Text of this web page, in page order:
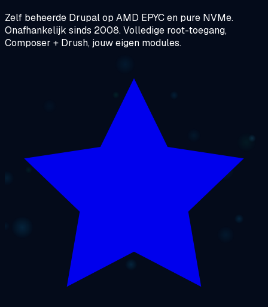
Zelf beheerde Drupal op AMD EPYC en pure NVMe.
Onafhankelijk sinds 2008. Volledige root-toegang,
Composer + Drush, jouw eigen modules.